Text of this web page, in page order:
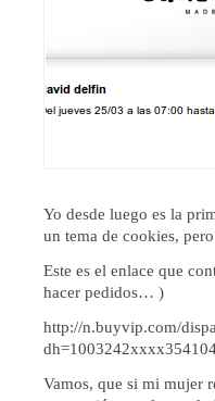
Yo desde luego es la
un tema de cookies,
Este es el enlace que
hacer pedidos… )
http://n.buyvip.com/
Vamos, que si mi mujer